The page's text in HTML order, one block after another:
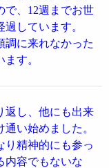
で、12週までお世
しています。
調に来れなかった
す。
返し、他にも出来
い始めました。
り精神的にも参っ
内容でもないな